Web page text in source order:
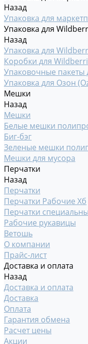
Назад
Упаковка для
Упаковка для
Назад
Упаковка для
Коробки для
Упаковочные пакеты
Упаковка для Озон
Мешки
Назад
Мешки
Белые мешки
Биг-бэг
Зеленые мешки
Мешки для мусора
Перчатки
Назад
Перчатки
Перчатки Рабочие Хб
Перчатки
Рабочие рукавицы
Ветошь
О компании
Прайс-лист
Доставка и оплата
Назад
Доставка и оплата
Доставка
Оплата
Гарантия обмена
Расчет цены
Акции